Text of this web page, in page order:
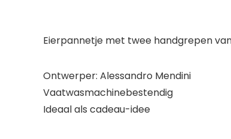
Eierpannetje met twee handgrepen
Ontwerper: Alessandro Mendini
Vaatwasmachinebestendig
Ideaal als cadeau-idee